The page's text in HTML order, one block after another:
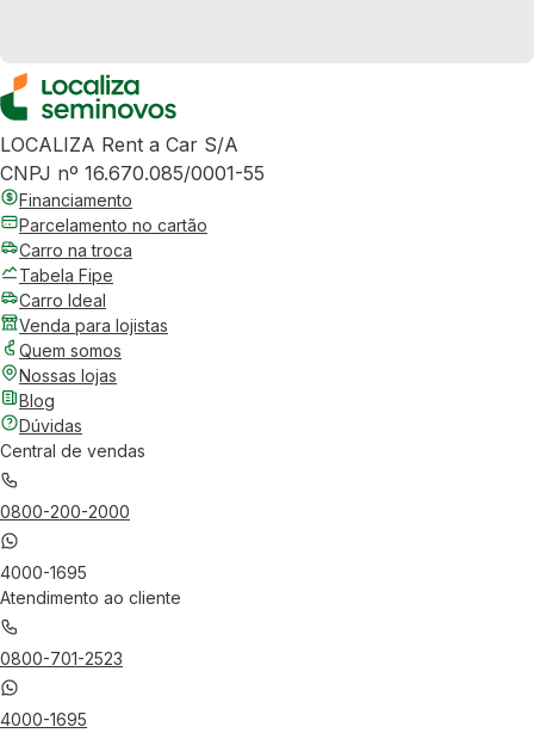
LOCALIZA Rent a Car S/A
CNPJ nº 16.670.085/0001-55
Financiamento
Parcelamento no cartão
Carro na troca
Tabela Fipe
Carro Ideal
Venda para lojistas
Quem somos
Nossas lojas
Blog
Dúvidas
Central de vendas
0800-200-2000
4000-1695
Atendimento ao cliente
0800-701-2523
4000-1695